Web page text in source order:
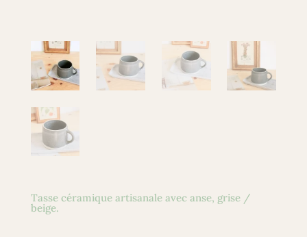
Tasse céramique artisanale avec anse, grise /
beige.